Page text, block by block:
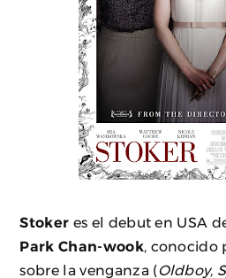
Stoker es el debut en USA
Park Chan-wook, conocido
sobre la venganza (Oldboy,